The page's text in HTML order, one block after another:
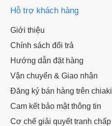
Hỗ trợ khách hàng
Giới thiệu
Chính sách đổi trả
Hướng dẫn đặt hàng
Vận chuyển & Giao nhận
Đăng ký bán hàng trên chiaki
Cam kết bảo mật thông tin
Cơ chế giải quyết tranh chấp